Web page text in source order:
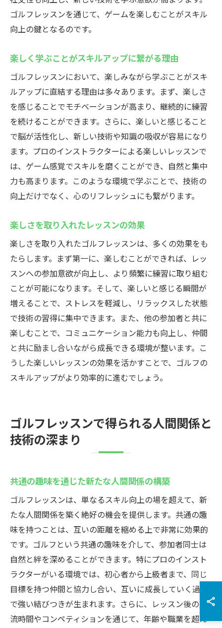
ゴルフレッスンを通じて、ゲームを楽しむことがスキル
向上の鍵となるのです。
楽しく学ぶことがスキルアップに繋がる理由
ゴルフレッスンにおいて、楽しみながら学ぶことがスキ
ルアップに直結する理由は多々あります。まず、楽しさ
を感じることでモチベーションが高まり、継続的に練習
を続けることができます。さらに、楽しいと感じること
で脳が活性化し、新しい技術や知識の吸収が容易になり
ます。プロのインストラクターによる楽しいレッスンで
は、ゲーム感覚でスキルを磨くことができ、自然と集中
力も高まります。このような環境で学ぶことで、技術の
向上だけでなく、心のリフレッシュにも繋がります。
楽しさを取り入れたレッスンの効果
楽しさを取り入れたゴルフレッスンは、多くの効果をも
たらします。まず第一に、楽しむことができれば、レッ
スンへの参加意欲が向上し、より頻繁に練習に取り組む
ことが可能になります。そして、楽しいと感じる瞬間が
増えることで、ストレスを軽減し、リラックスした状態
で技術の習得に集中できます。また、他の参加者と共に
楽しむことで、コミュニケーション能力も向上し、仲間
と共に励まし合いながら成長できる環境が整います。こ
うした楽しいレッスンの効果を活かすことで、ゴルフの
スキルアップがより効率的に進むでしょう。
ゴルフレッスンで得られる人間関係と
技術の深まり
共通の趣味を通じた新たな人間関係の構築
ゴルフレッスンは、単なるスキル向上の場を超えて、新
たな人間関係を築く絶好の機会を提供します。共通の趣
味を持つことは、互いの距離を縮める上で非常に効果的
です。ゴルフという共通の趣味を介して、参加者同士は
自然と絆を深めることができます。特にプロのインスト
ラクターがいる環境では、初心者から上級者まで、同じ
目標を持つ仲間と協力し合い、互いに成長していく過程
で強い結びつきが生まれます。さらに、レッスン後の交
流時間やコンペティションを通じて、年齢や職業を超え